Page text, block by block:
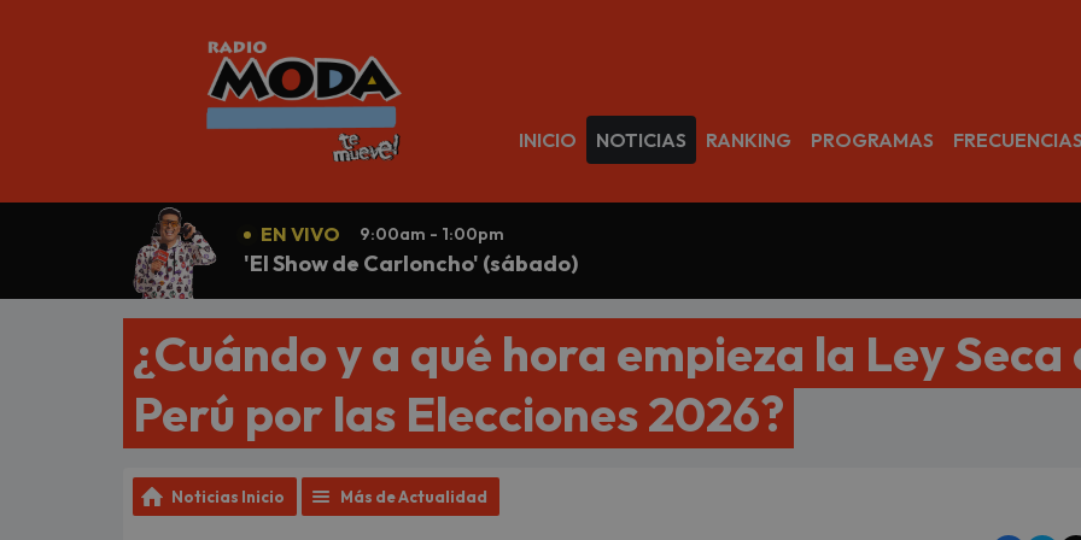
INICIO NOTICIAS RANKING PROGRAMAS FRECUENCIAS
EN VIVO 9:00am - 1:00pm
'El Show de Carloncho' (sábado)
¿Cuándo y a qué hora empieza la Ley Seca
Perú por las Elecciones 2026?
Noticias Inicio Más de Actualidad